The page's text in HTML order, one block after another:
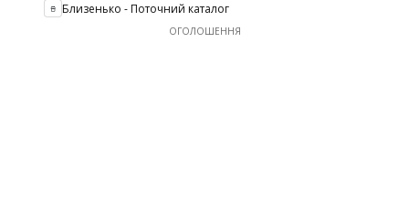
Близенько - Поточний каталог
ОГОЛОШЕННЯ